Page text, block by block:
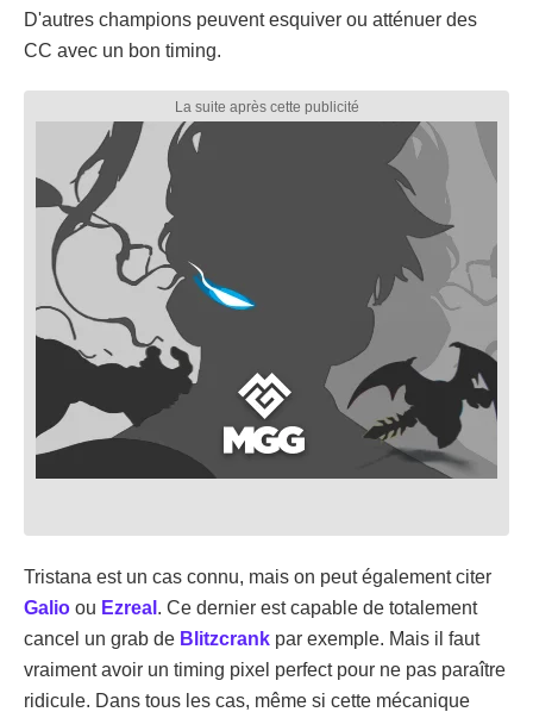
D'autres champions peuvent esquiver ou atténuer des
CC avec un bon timing.
Tristana est un cas connu, mais on peut également citer
Galio ou Ezreal . Ce dernier est capable de totalement
cancel un grab de Blitzcrank par exemple. Mais il faut
vraiment avoir un timing pixel perfect pour ne pas paraître
ridicule. Dans tous les cas, même si cette mécanique